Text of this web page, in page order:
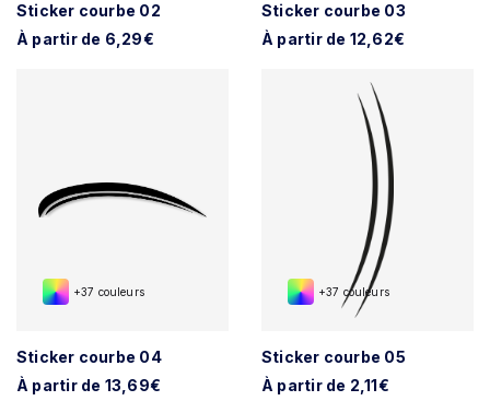
Sticker courbe 02
À partir de 6,29€
Sticker courbe 03
À partir de 12,62€
+37 couleurs
Sticker courbe 04
À partir de 13,69€
+37 couleurs
Sticker courbe 05
À partir de 2,11€